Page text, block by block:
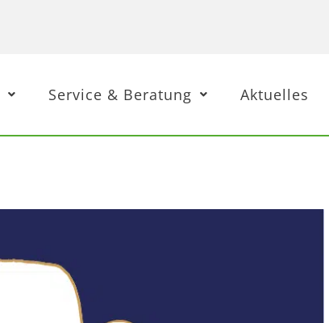
Service & Beratung Aktuelles